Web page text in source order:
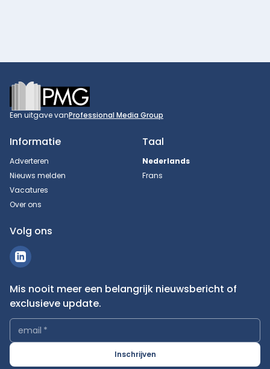
Footer
Een uitgave vanProfessional Media Group
Informatie
Adverteren
Nieuws melden
Vacatures
Over ons
Taal
Nederlands
Frans
Volg ons
Mis nooit meer een belangrijk nieuwsbericht of
exclusieve update.
email *
Inschrijven